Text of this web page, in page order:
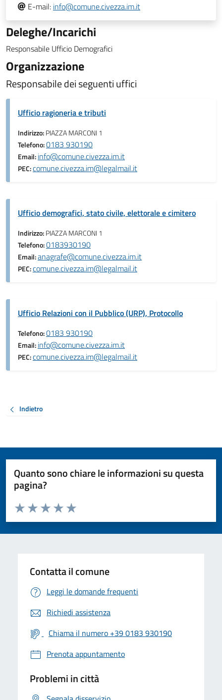
E-mail: info@comune.civezza.im.it
Deleghe/Incarichi
Responsabile Ufficio Demografici
Organizzazione
Responsabile dei seguenti uffici
Ufficio ragioneria e tributi
Indirizzo:PIAZZA MARCONI 1
Telefono:0183 930190
Email:info@comune.civezza.im.it
PEC:comune.civezza.im@legalmail.it
Ufficio demografici, stato civile, elettorale e cimitero
Indirizzo:PIAZZA MARCONI 1
Telefono:0183930190
Email:anagrafe@comune.civezza.im.it
PEC:comune.civezza.im@legalmail.it
Ufficio Relazioni con il Pubblico (URP), Protocollo
Telefono:0183 930190
Email:info@comune.civezza.im.it
PEC:comune.civezza.im@legalmail.it
Indietro
Quanto sono chiare le informazioni su questa
pagina?
Valuta da 1 a 5 stelle la pagina
Valuta 5 stelle su 5
Valuta 4 stelle su 5
Valuta 3 stelle su 5
Valuta 2 stelle su 5
Valuta 1 stelle su 5
Contatta il comune
Leggi le domande frequenti
Richiedi assistenza
Chiama il numero +39 0183 930190
Prenota appuntamento
Problemi in città